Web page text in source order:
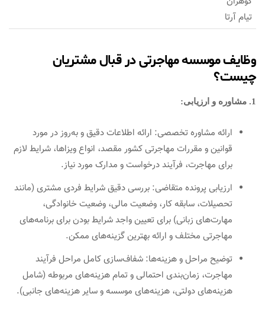
تیام آرتا
وظایف موسسه مهاجرتی در قبال مشتریان
چیست؟
1. مشاوره و ارزیابی:
ارائه مشاوره تخصصی: ارائه اطلاعات دقیق و به‌روز در مورد
قوانین و مقررات مهاجرتی کشور مقصد، انواع ویزاها، شرایط لازم
برای مهاجرت، فرآیند درخواست و مدارک مورد نیاز.
ارزیابی پرونده متقاضی: بررسی دقیق شرایط فردی مشتری (مانند
تحصیلات، سابقه کار، وضعیت مالی، وضعیت خانوادگی،
مهارت‌های زبانی) برای تعیین واجد شرایط بودن برای برنامه‌های
مهاجرتی مختلف و ارائه بهترین گزینه‌های ممکن.
توضیح مراحل و هزینه‌ها: شفاف‌سازی کامل مراحل فرآیند
مهاجرت، زمان‌بندی احتمالی و تمام هزینه‌های مربوطه (شامل
هزینه‌های دولتی، هزینه‌های موسسه و سایر هزینه‌های جانبی).